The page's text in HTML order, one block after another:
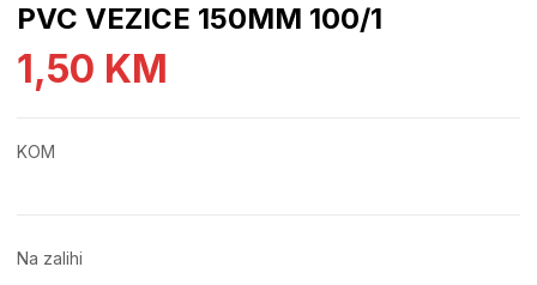
PVC VEZICE 150MM 100/1
1,50 KM
KOM
Na zalihi